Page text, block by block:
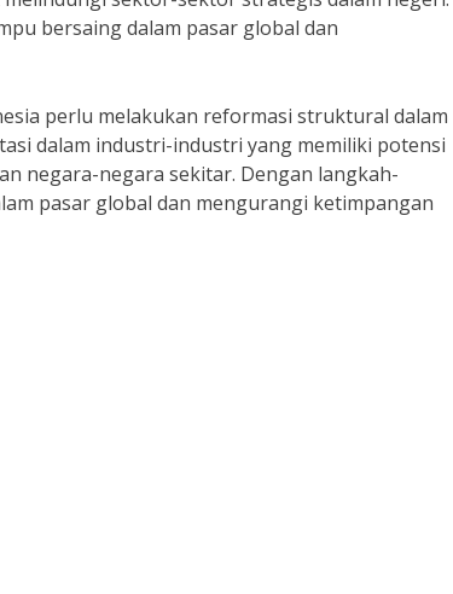
bersaing dalam pasar global dan
perlu melakukan reformasi struktural dalam
dalam industri-industri yang memiliki potensi
negara-negara sekitar. Dengan langkah-
pasar global dan mengurangi ketimpangan